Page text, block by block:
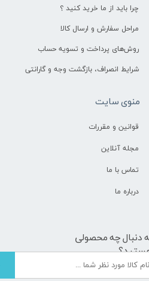
چرا باید از ما خرید کنید ؟
مراحل سفارش و ارسال کالا
روش‌های پرداخت و تسویه حساب
شرایط انصراف، بازگشت وجه و گارانتی
منوی سایت
قوانین و مقررات
مجله آنلاین
تماس با ما
درباره ما
دنبال چه محصولی